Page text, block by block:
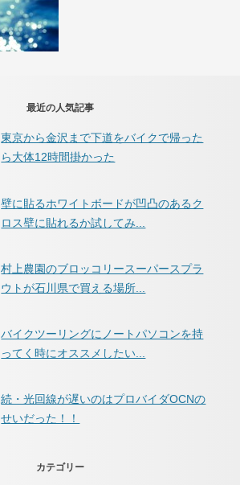
最近の人気記事
東京から金沢まで下道をバイクで帰った
ら大体12時間掛かった
壁に貼るホワイトボードが凹凸のあるク
ロス壁に貼れるか試してみ...
村上農園のブロッコリースーパースプラ
ウトが石川県で買える場所...
バイクツーリングにノートパソコンを持
ってく時にオススメしたい...
続・光回線が遅いのはプロバイダOCNの
せいだった！！
カテゴリー